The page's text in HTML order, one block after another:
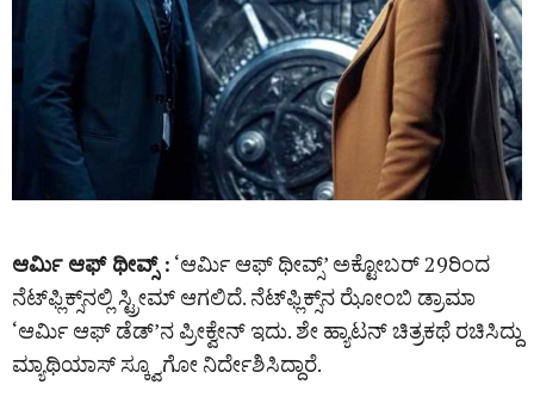
ಆರ್ಮಿ ಆಫ್ ಥೀವ್ಸ್‌ : ‘ಆರ್ಮಿ ಆಫ್‌ ಥೀವ್ಸ್‌’ ಅಕ್ಟೋಬರ್‌ 29ರಿಂದ
ನೆಟ್‌ಫ್ಲಿಕ್ಸ್‌ನಲ್ಲಿ ಸ್ಟ್ರೀಮ್ ಆಗಲಿದೆ. ನೆಟ್‌ಫ್ಲಿಕ್ಸ್‌ನ ಝೋಂಬಿ ಡ್ರಾಮಾ
‘ಆರ್ಮಿ ಆಫ್‌ ಡೆಡ್‌’ನ ಪ್ರೀಕ್ವೇನ್‌ ಇದು. ಶೇ ಹ್ಯಾಟನ್‌ ಚಿತ್ರಕಥೆ ರಚಿಸಿದ್ದು
ಮ್ಯಾಥಿಯಾಸ್‌ ಸ್ಕ್ವೂಗೋ ನಿರ್ದೇಶಿಸಿದ್ದಾರೆ.